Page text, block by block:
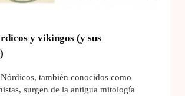
y vikingos (y sus
también conocidos como
surgen de la antigua mitología